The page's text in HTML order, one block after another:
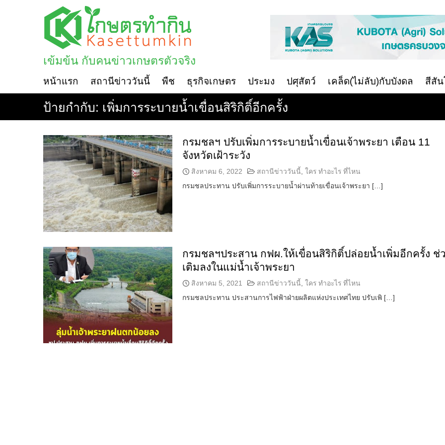
เข้มข้น กับคนข่าวเกษตรตัวจริง
หน้าแรก สถานีข่าววันนี้ พืช ธุรกิจเกษตร ประมง ปศุสัตว์ เคล็ด(ไม่ลับ)กับบังดล สีสัน
ป้ายกำกับ: เพิ่มการระบายน้ำเขื่อนสิริกิติ์อีกครั้ง
กรมชลฯ ปรับเพิ่มการระบายน้ำเขื่อนเจ้าพระยา เตือน 11
จังหวัดเฝ้าระวัง
สิงหาคม 6, 2022 สถานีข่าววันนี้ ใคร ทำอะไร ที่ไหน
กรมชลประทาน ปรับเพิ่มการระบายน้ำผ่านท้ายเขื่อนเจ้าพระยา […]
กรมชลฯประสาน กฟผ.ให้เขื่อนสิริกิติ์ปล่อยน้ำเพิ่มอีกครั้ง ช่
เติมลงในแม่น้ำเจ้าพระยา
สิงหาคม 5, 2021 สถานีข่าววันนี้ ใคร ทำอะไร ที่ไหน
กรมชลประทาน ประสานการไฟฟ้าฝ่ายผลิตแห่งประเทศไทย ปรับเพิ […]